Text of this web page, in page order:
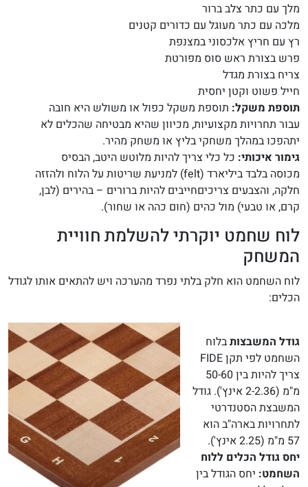
מלך עם כתר צלב ברור
מלכה עם כתר מעוגל עם כדורים קטנים
רץ עם חריץ אלכסוני במצנפת
פרש בצורת ראש סוס מפורטת
צריח בצורת מגדל
חייל פשוט וקטן יחסית
תוספת משקל: תוספת משקל כפול או משולש היא חובה
עבור תחרויות מקצועיות, מכיוון שהיא מבטיחה שהכלים לא
יתהפכו במהלך משחקי בליץ או משחק מהיר.
גימור איכותי: כל כלי צריך להיות מלוטש היטב, הבסיס
מכוסה בלבד ביליארד (felt) למניעת שריטות על הלוח ולהזזה
חלקה, והצבעים צריכיםחייבים להיות ברורים – בהירים (לבן,
קרם, או טבעי) מול כהים (חום כהה או שחור).
לוח שחמט יוקרתי להשלמת חוויית
המשחק
לוח השחמט הוא חלק בלתי נפרד מהערכה ויש להתאים אותו לגודל
הכלים:
גודל המשבצותבלוח
השחמט לפי תקן FIDE
צריך להיות בין 50-60
מ"מ (2-2.36 אינץ'). גודל
המשבצת הסטנדרטי
לתחרויות בארה"ב הוא
57 מ"מ (2.25 אינץ').
יחס גודל הכלים ללוח
השחמט: יחס הגודל בין